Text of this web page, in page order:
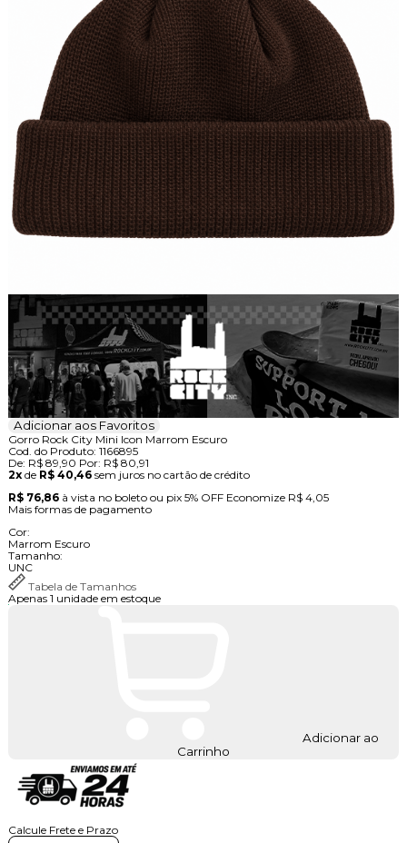
Adicionar aos Favoritos
Gorro Rock City Mini Icon Marrom Escuro
Cod. do Produto: 1166895
De: R$ 89,90 Por: R$ 80,91
2xde R$ 40,46 sem juros no cartão de crédito
R$ 76,86 à vista no boleto ou pix 5% OFF Economize R$ 4,05
Mais formas de pagamento
Cor:
Marrom Escuro
Tamanho:
UNC
Tabela de Tamanhos
Apenas 1 unidade em estoque
Adicionar ao
Carrinho
Calcule Frete e Prazo